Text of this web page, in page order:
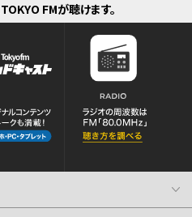
TOKYO FMが聴けます。